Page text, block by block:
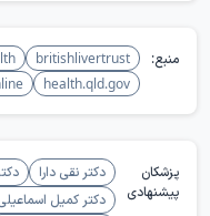
منبع: britishlivertrust
health.qld.gov
پزشکان
پیشنهادی
دکتر نقی دارا
دکتر کمیل